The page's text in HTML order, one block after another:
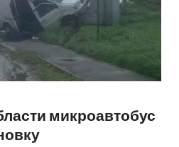
микроавтобус